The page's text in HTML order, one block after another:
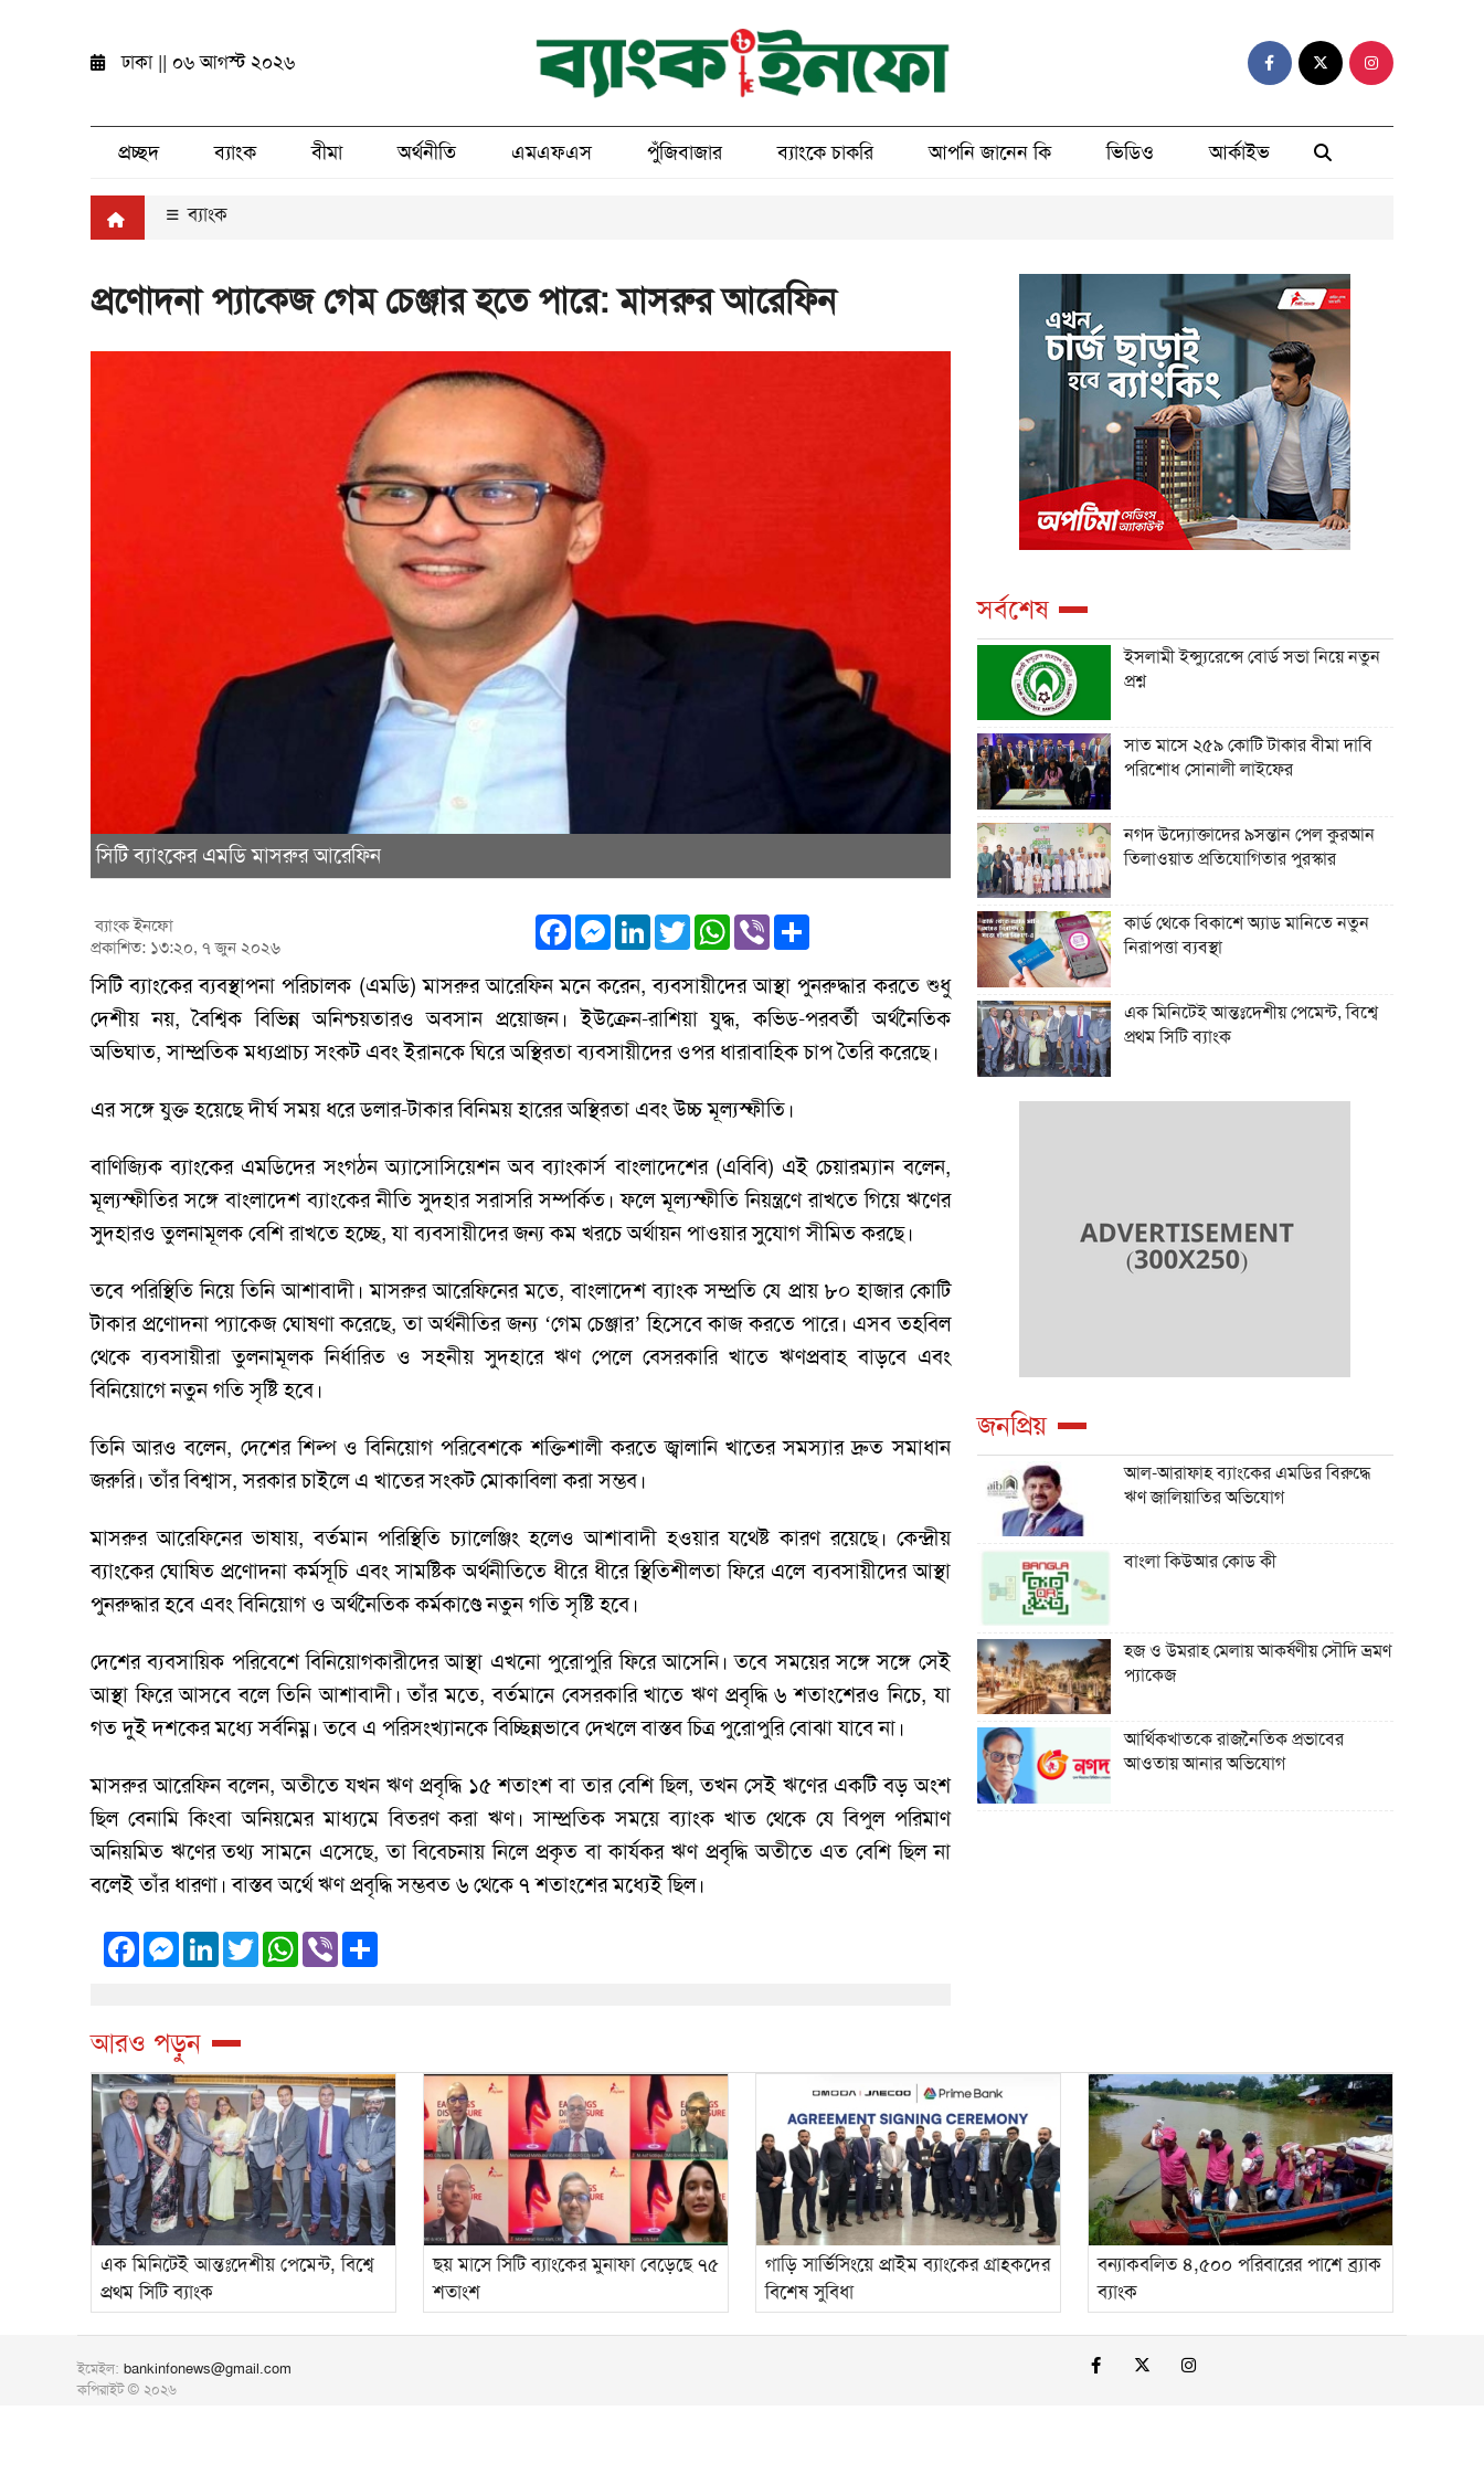
ঢাকা || ০৬ আগস্ট ২০২৬
প্রচ্ছদ ব্যাংক বীমা অর্থনীতি এমএফএস পুঁজিবাজার ব্যাংকে চাকরি আপনি জানেন কি ভিডিও আর্কাইভ
ব্যাংক
প্রণোদনা প্যাকেজ গেম চেঞ্জার হতে পারে: মাসরুর আরেফিন
সিটি ব্যাংকের এমডি মাসরুর আরেফিন
ব্যাংক ইনফো
প্রকাশিত: ১৩:২০, ৭ জুন ২০২৬
Facebook
Messenger
LinkedIn
TwitterWhatsApp
Viber
সিটি ব্যাংকের ব্যবস্থাপনা পরিচালক (এমডি) মাসরুর আরেফিন মনে করেন, ব্যবসায়ীদের আস্থা পুনরুদ্ধার করতে শুধু
দেশীয় নয়, বৈশ্বিক বিভিন্ন অনিশ্চয়তারও অবসান প্রয়োজন। ইউক্রেন-রাশিয়া যুদ্ধ, কভিড-পরবর্তী অর্থনৈতিক
অভিঘাত, সাম্প্রতিক মধ্যপ্রাচ্য সংকট এবং ইরানকে ঘিরে অস্থিরতা ব্যবসায়ীদের ওপর ধারাবাহিক চাপ তৈরি করেছে।
এর সঙ্গে যুক্ত হয়েছে দীর্ঘ সময় ধরে ডলার-টাকার বিনিময় হারের অস্থিরতা এবং উচ্চ মূল্যস্ফীতি।
বাণিজ্যিক ব্যাংকের এমডিদের সংগঠন অ্যাসোসিয়েশন অব ব্যাংকার্স বাংলাদেশের (এবিবি) এই চেয়ারম্যান বলেন,
মূল্যস্ফীতির সঙ্গে বাংলাদেশ ব্যাংকের নীতি সুদহার সরাসরি সম্পর্কিত। ফলে মূল্যস্ফীতি নিয়ন্ত্রণে রাখতে গিয়ে ঋণের
সুদহারও তুলনামূলক বেশি রাখতে হচ্ছে, যা ব্যবসায়ীদের জন্য কম খরচে অর্থায়ন পাওয়ার সুযোগ সীমিত করছে।
তবে পরিস্থিতি নিয়ে তিনি আশাবাদী। মাসরুর আরেফিনের মতে, বাংলাদেশ ব্যাংক সম্প্রতি যে প্রায় ৮০ হাজার কোটি
টাকার প্রণোদনা প্যাকেজ ঘোষণা করেছে, তা অর্থনীতির জন্য ‘গেম চেঞ্জার’ হিসেবে কাজ করতে পারে। এসব তহবিল
থেকে ব্যবসায়ীরা তুলনামূলক নির্ধারিত ও সহনীয় সুদহারে ঋণ পেলে বেসরকারি খাতে ঋণপ্রবাহ বাড়বে এবং
বিনিয়োগে নতুন গতি সৃষ্টি হবে।
তিনি আরও বলেন, দেশের শিল্প ও বিনিয়োগ পরিবেশকে শক্তিশালী করতে জ্বালানি খাতের সমস্যার দ্রুত সমাধান
জরুরি। তাঁর বিশ্বাস, সরকার চাইলে এ খাতের সংকট মোকাবিলা করা সম্ভব।
মাসরুর আরেফিনের ভাষায়, বর্তমান পরিস্থিতি চ্যালেঞ্জিং হলেও আশাবাদী হওয়ার যথেষ্ট কারণ রয়েছে। কেন্দ্রীয়
ব্যাংকের ঘোষিত প্রণোদনা কর্মসূচি এবং সামষ্টিক অর্থনীতিতে ধীরে ধীরে স্থিতিশীলতা ফিরে এলে ব্যবসায়ীদের আস্থা
পুনরুদ্ধার হবে এবং বিনিয়োগ ও অর্থনৈতিক কর্মকাণ্ডে নতুন গতি সৃষ্টি হবে।
দেশের ব্যবসায়িক পরিবেশে বিনিয়োগকারীদের আস্থা এখনো পুরোপুরি ফিরে আসেনি। তবে সময়ের সঙ্গে সঙ্গে সেই
আস্থা ফিরে আসবে বলে তিনি আশাবাদী। তাঁর মতে, বর্তমানে বেসরকারি খাতে ঋণ প্রবৃদ্ধি ৬ শতাংশেরও নিচে, যা
গত দুই দশকের মধ্যে সর্বনিম্ন। তবে এ পরিসংখ্যানকে বিচ্ছিন্নভাবে দেখলে বাস্তব চিত্র পুরোপুরি বোঝা যাবে না।
মাসরুর আরেফিন বলেন, অতীতে যখন ঋণ প্রবৃদ্ধি ১৫ শতাংশ বা তার বেশি ছিল, তখন সেই ঋণের একটি বড় অংশ
ছিল বেনামি কিংবা অনিয়মের মাধ্যমে বিতরণ করা ঋণ। সাম্প্রতিক সময়ে ব্যাংক খাত থেকে যে বিপুল পরিমাণ
অনিয়মিত ঋণের তথ্য সামনে এসেছে, তা বিবেচনায় নিলে প্রকৃত বা কার্যকর ঋণ প্রবৃদ্ধি অতীতে এত বেশি ছিল না
বলেই তাঁর ধারণা। বাস্তব অর্থে ঋণ প্রবৃদ্ধি সম্ভবত ৬ থেকে ৭ শতাংশের মধ্যেই ছিল।
Facebook
Messenger
LinkedIn
TwitterWhatsApp
Viber
সর্বশেষ
ইসলামী ইন্স্যুরেন্সে বোর্ড সভা নিয়ে নতুন
প্রশ্ন
সাত মাসে ২৫৯ কোটি টাকার বীমা দাবি
পরিশোধ সোনালী লাইফের
নগদ উদ্যোক্তাদের ৯সন্তান পেল কুরআন
তিলাওয়াত প্রতিযোগিতার পুরস্কার
কার্ড থেকে বিকাশে অ্যাড মানিতে নতুন
নিরাপত্তা ব্যবস্থা
এক মিনিটেই আন্তঃদেশীয় পেমেন্ট, বিশ্বে
প্রথম সিটি ব্যাংক
জনপ্রিয়
আল-আরাফাহ ব্যাংকের এমডির বিরুদ্ধে
ঋণ জালিয়াতির অভিযোগ
বাংলা কিউআর কোড কী
হজ ও উমরাহ মেলায় আকর্ষণীয় সৌদি ভ্রমণ
প্যাকেজ
আর্থিকখাতকে রাজনৈতিক প্রভাবের
আওতায় আনার অভিযোগ
আরও পড়ুন
এক মিনিটেই আন্তঃদেশীয় পেমেন্ট, বিশ্বে
প্রথম সিটি ব্যাংক
ছয় মাসে সিটি ব্যাংকের মুনাফা বেড়েছে ৭৫
শতাংশ
গাড়ি সার্ভিসিংয়ে প্রাইম ব্যাংকের গ্রাহকদের
বিশেষ সুবিধা
বন্যাকবলিত ৪,৫০০ পরিবারের পাশে ব্র্যাক
ব্যাংক
ইমেইল: bankinfonews@gmail.com
কপিরাইট © ২০২৬